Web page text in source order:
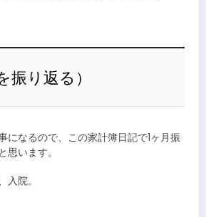
振り返る）
になるので、この家計簿日記で1ヶ月振
思います。
院。